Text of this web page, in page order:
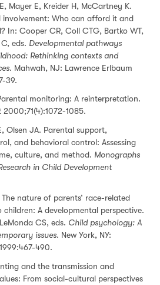
Mayer E, Kreider H, McCartney K.
involvement: Who can afford it and
In: Cooper CR, Coll CTG, Bartko WT,
eds. Developmental pathways
Rethinking contexts and
. Mahwah, NJ: Lawrence Erlbaum
39.
monitoring: A reinterpretation.
2000;71(4):1072-1085.
Olsen JA. Parental support,
and behavioral control: Assessing
culture, and method. Monographs
in Child Development
nature of parents’ race-related
A developmental perspective.
CS, eds. Child psychology: A
issues. New York, NY:
490.
and the transmission and
From social-cultural perspectives